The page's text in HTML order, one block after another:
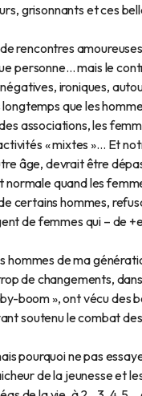
grisonnants et ces
rencontres
personne… mais le
ironiques,
que les
associations, les
« mixtes »… Et
âge, devrait être
quand les
certains hommes,
de femmes qui – de
hommes de ma
de changements,
boom », ont vécu
soutenu le combat
pourquoi ne pas
de la jeunesse et